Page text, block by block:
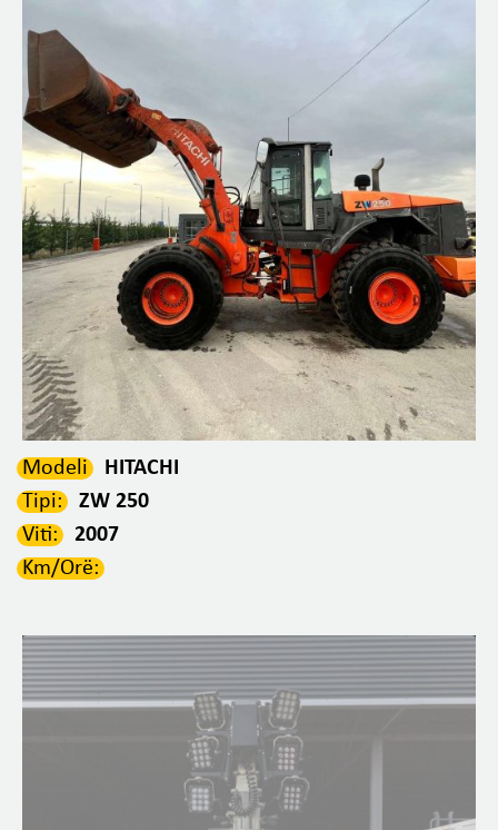
Modeli
HITACHI
Tipi:
ZW 250
Viti:
2007
Km/Orë: